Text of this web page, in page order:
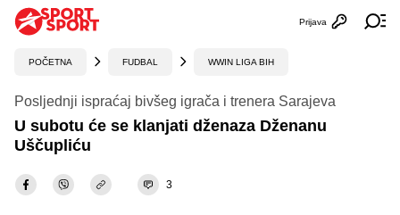
Otvori
Prijava
POČETNA FUDBAL WWIN LIGA BIH
Posljednji ispraćaj bivšeg igrača i trenera Sarajeva
U subotu će se klanjati dženaza Dženanu
Uščupliću
3